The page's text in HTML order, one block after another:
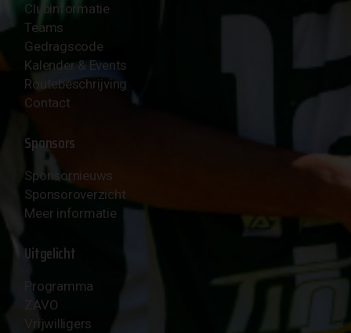
Clubinformatie
Teams
Gedragscode
Kalender & Events
Routebeschrijving
Contact
Sponsors
Sponsornieuws
Sponsoroverzicht
Meer informatie
Uitgelicht
Programma
ZAVO
Vrijwilligers